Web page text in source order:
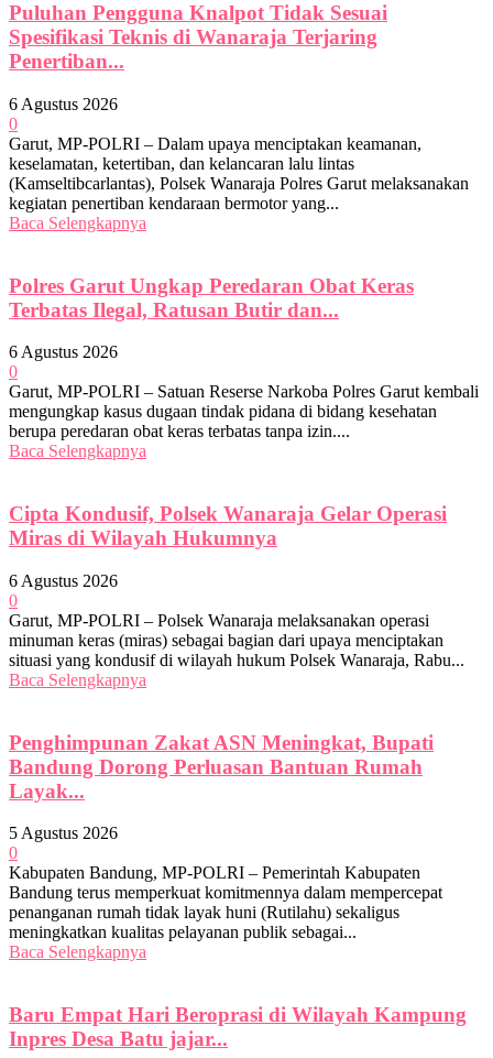
Puluhan Pengguna Knalpot Tidak Sesuai
Spesifikasi Teknis di Wanaraja Terjaring
Penertiban...
6 Agustus 2026
0
Garut, MP-POLRI – Dalam upaya menciptakan keamanan,
keselamatan, ketertiban, dan kelancaran lalu lintas
(Kamseltibcarlantas), Polsek Wanaraja Polres Garut melaksanakan
kegiatan penertiban kendaraan bermotor yang...
Baca Selengkapnya
Polres Garut Ungkap Peredaran Obat Keras
Terbatas Ilegal, Ratusan Butir dan...
6 Agustus 2026
0
Garut, MP-POLRI – Satuan Reserse Narkoba Polres Garut kembali
mengungkap kasus dugaan tindak pidana di bidang kesehatan
berupa peredaran obat keras terbatas tanpa izin....
Baca Selengkapnya
Cipta Kondusif, Polsek Wanaraja Gelar Operasi
Miras di Wilayah Hukumnya
6 Agustus 2026
0
Garut, MP-POLRI – Polsek Wanaraja melaksanakan operasi
minuman keras (miras) sebagai bagian dari upaya menciptakan
situasi yang kondusif di wilayah hukum Polsek Wanaraja, Rabu...
Baca Selengkapnya
Penghimpunan Zakat ASN Meningkat, Bupati
Bandung Dorong Perluasan Bantuan Rumah
Layak...
5 Agustus 2026
0
Kabupaten Bandung, MP-POLRI – Pemerintah Kabupaten
Bandung terus memperkuat komitmennya dalam mempercepat
penanganan rumah tidak layak huni (Rutilahu) sekaligus
meningkatkan kualitas pelayanan publik sebagai...
Baca Selengkapnya
Baru Empat Hari Beroprasi di Wilayah Kampung
Inpres Desa Batu jajar...